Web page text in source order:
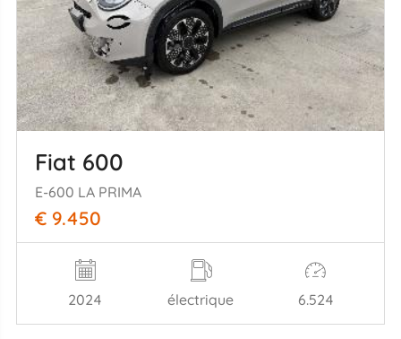
Fiat 600
E-600 LA PRIMA
€ 9.450
2024 électrique 6.524